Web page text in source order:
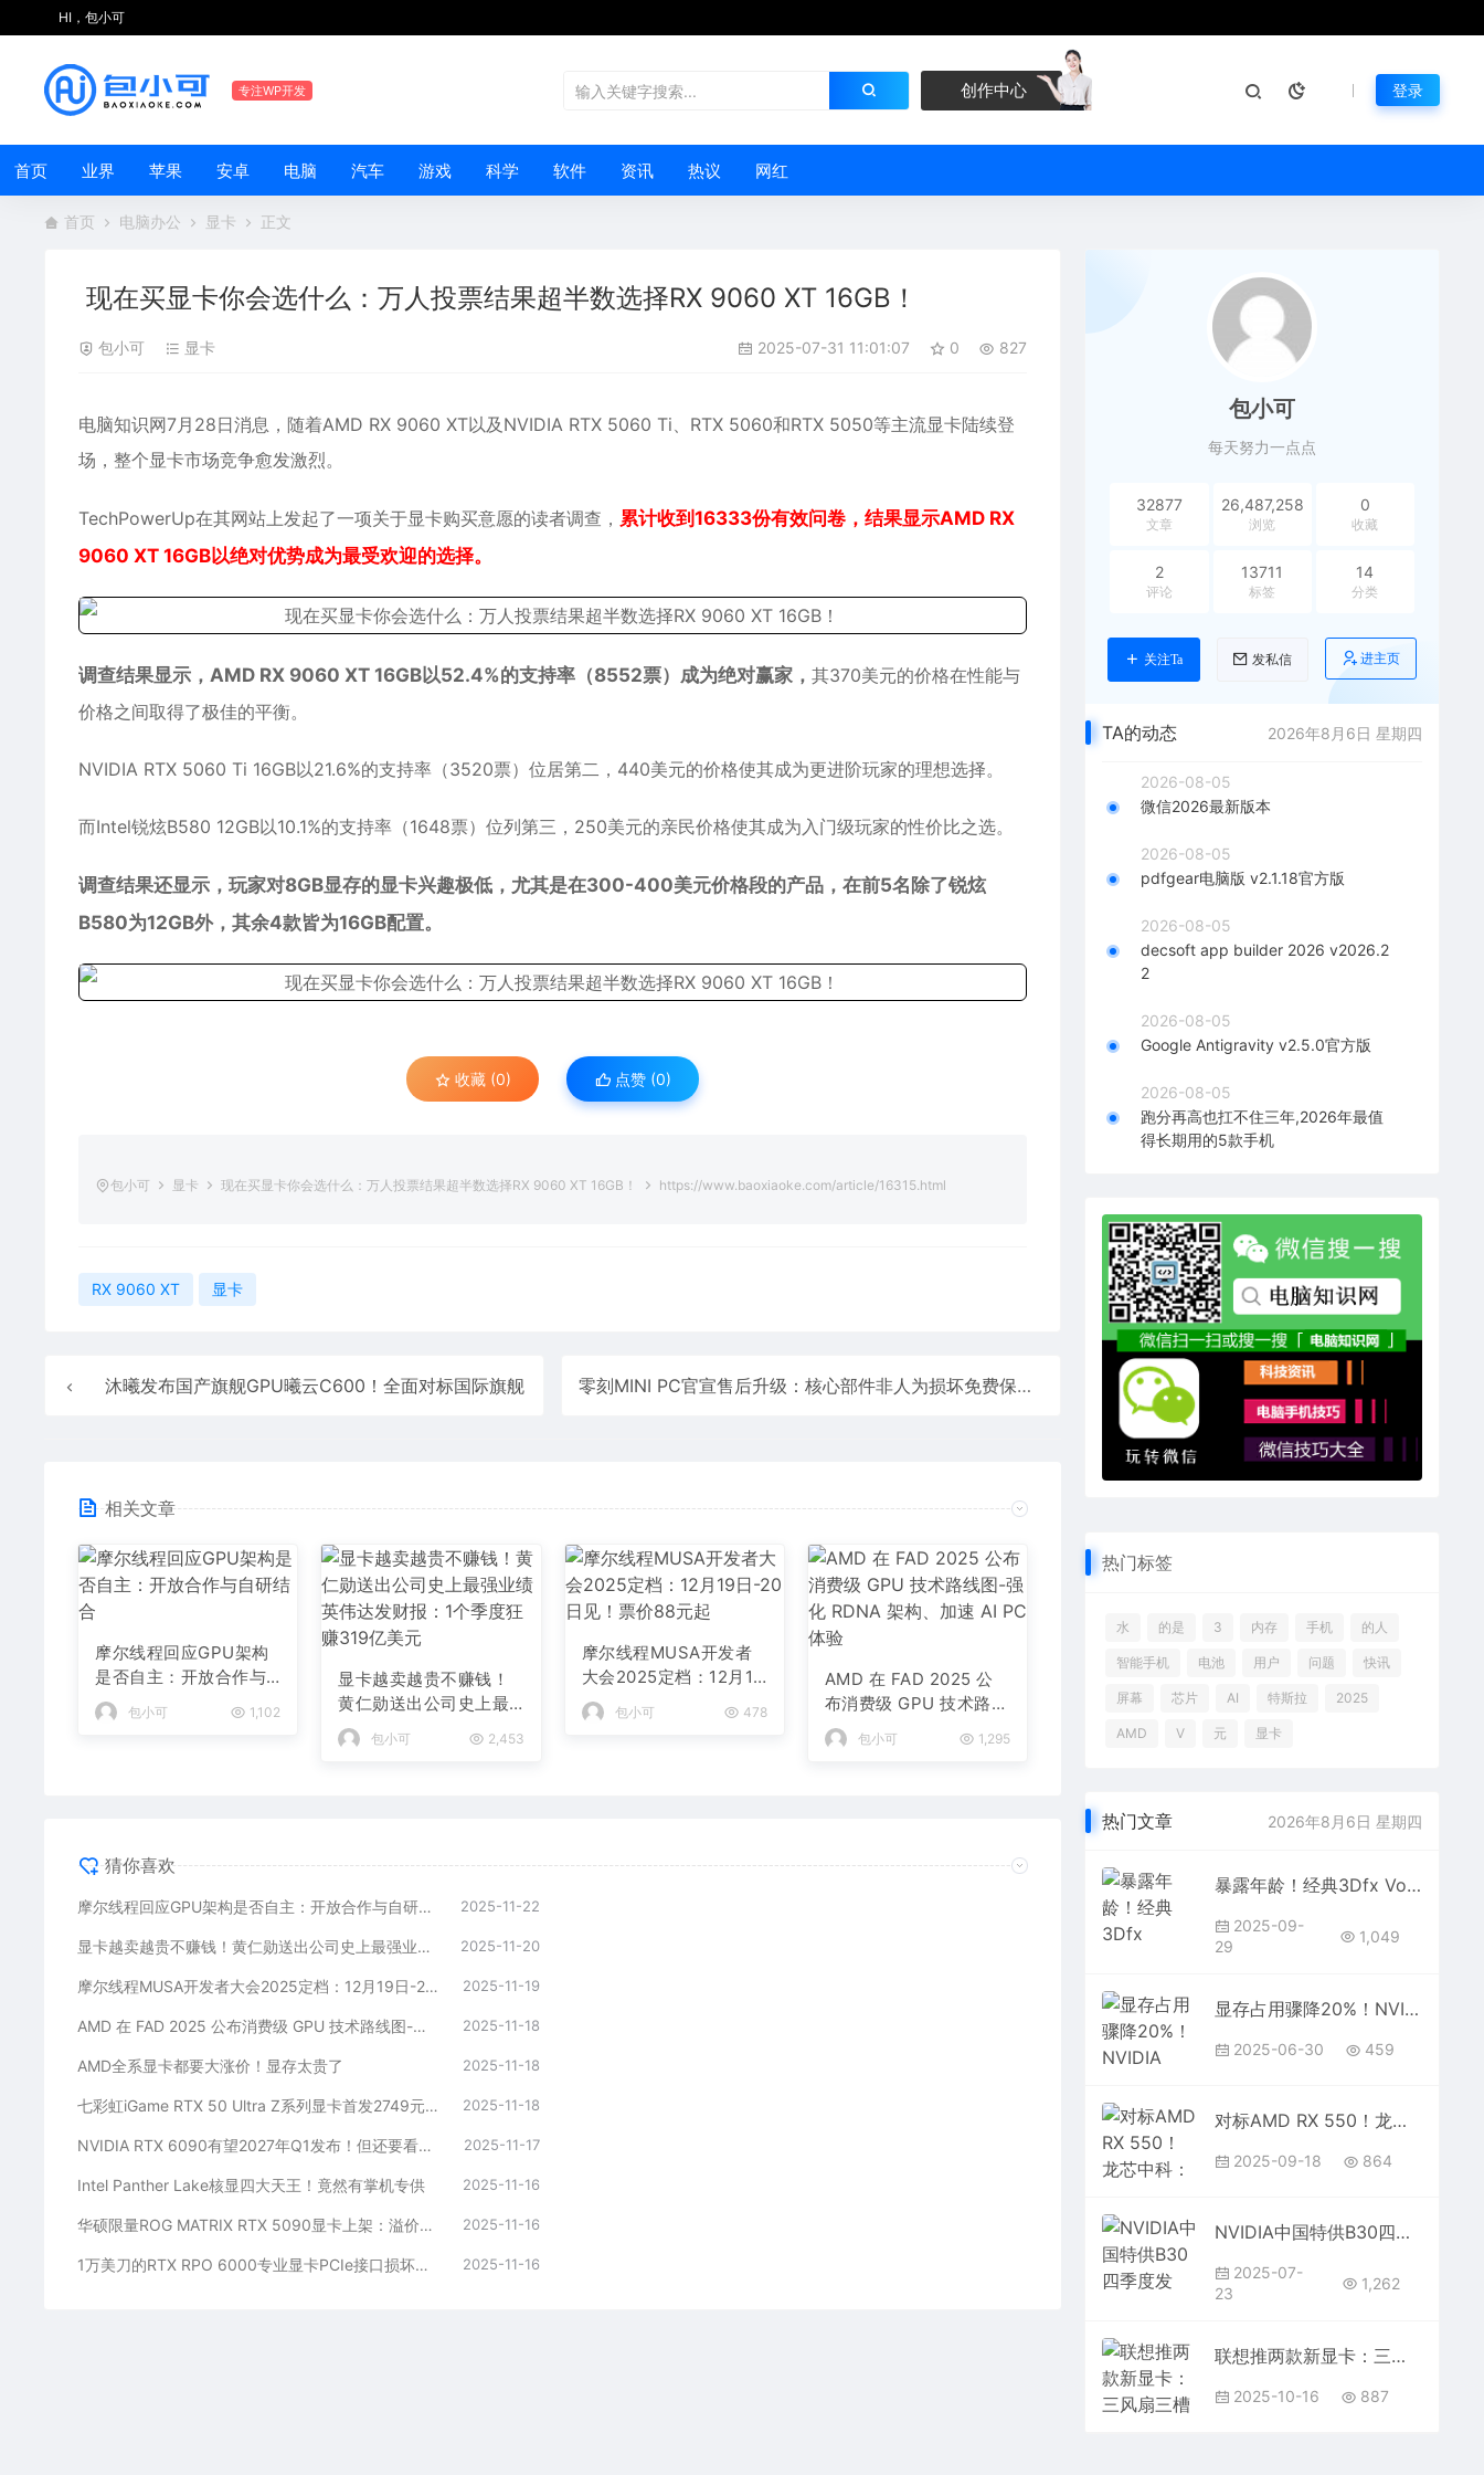
HI，包小可
专注WP开发 创作中心 登录
首页 业界 苹果 安卓 电脑 汽车 游戏 科学 软件 资讯 热议 网红
首页 电脑办公 显卡 正文
现在买显卡你会选什么：万人投票结果超半数选择RX 9060 XT 16GB！
包小可 显卡 2025-07-31 11:01:07 0 827
电脑知识网7月28日消息，随着AMD RX 9060 XT以及NVIDIA RTX 5060 Ti、RTX 5060和RTX 5050等主流显卡陆续登
场，整个显卡市场竞争愈发激烈。
TechPowerUp在其网站上发起了一项关于显卡购买意愿的读者调查， 累计收到16333份有效问卷，结果显示AMD RX
9060 XT 16GB以绝对优势成为最受欢迎的选择。
调查结果显示，AMD RX 9060 XT 16GB以52.4%的支持率（8552票）成为绝对赢家， 其370美元的价格在性能与
价格之间取得了极佳的平衡。
NVIDIA RTX 5060 Ti 16GB以21.6%的支持率（3520票）位居第二，440美元的价格使其成为更进阶玩家的理想选择。
而Intel锐炫B580 12GB以10.1%的支持率（1648票）位列第三，250美元的亲民价格使其成为入门级玩家的性价比之选。
调查结果还显示，玩家对8GB显存的显卡兴趣极低，尤其是在300-400美元价格段的产品，在前5名除了锐炫
B580为12GB外，其余4款皆为16GB配置。
收藏 (0) 点赞 (0)
包小可 显卡 现在买显卡你会选什么：万人投票结果超半数选择RX 9060 XT 16GB！ https://www.baoxiaoke.com/article/16315.html
RX 9060 XT 显卡
沐曦发布国产旗舰GPU曦云C600！全面对标国际旗舰 零刻MINI PC官宣售后升级：核心部件非人为损坏免费保修5年
相关文章
摩尔线程回应GPU架构
是否自主：开放合作与
自研结合
包小可 1,102
显卡越卖越贵不赚钱！
黄仁勋送出公司史上最
强业绩 英伟达发财报：1
个季度狂赚319亿美元
包小可 2,453
摩尔线程MUSA开发者
大会2025定档：12月19
日-20日见！票价88元
起
包小可 478
AMD 在 FAD 2025 公
布消费级 GPU 技术路线
图-强化 RDNA 架构、
加速 AI PC 体验
包小可 1,295
猜你喜欢
摩尔线程回应GPU架构是否自主：开放合作与自研结合 2025-11-22
显卡越卖越贵不赚钱！黄仁勋送出公司史上最强业绩 英伟达发财报：1个季度狂赚319亿美元 2025-11-20
摩尔线程MUSA开发者大会2025定档：12月19日-20日见！票价88元起 2025-11-19
AMD 在 FAD 2025 公布消费级 GPU 技术路线图-强化 RDNA 架构、加速 AI PC 体验 2025-11-18
AMD全系显卡都要大涨价！显存太贵了 2025-11-18
七彩虹iGame RTX 50 Ultra Z系列显卡首发2749元起：隐藏式无线供电设计 2025-11-18
NVIDIA RTX 6090有望2027年Q1发布！但还要看RTX 50 Super 2025-11-17
Intel Panther Lake核显四大天王！竟然有掌机专供 2025-11-16
华硕限量ROG MATRIX RTX 5090显卡上架：溢价足足一倍 2025-11-16
1万美刀的RTX RPO 6000专业显卡PCIe接口损坏变砖！维修几率为零 2025-11-16
包小可
每天努力一点点
32877
文章
26,487,258
浏览
0
收藏
2
评论
13711
标签
14
分类
关注Ta 发私信 进主页
TA的动态 2026年8月6日 星期四
2026-08-05
微信2026最新版本
2026-08-05
pdfgear电脑版 v2.1.18官方版
2026-08-05
decsoft app builder 2026 v2026.2
2
2026-08-05
Google Antigravity v2.5.0官方版
2026-08-05
跑分再高也扛不住三年,2026年最值
得长期用的5款手机
热门标签
水 的是 3 内存 手机 的人
智能手机 电池 用户 问题 快讯
屏幕 芯片 AI 特斯拉 2025
AMD V 元 显卡
热门文章 2026年8月6日 星期四
暴露年龄！经典3Dfx Voodoo GPU魔改12MB显存：性能提升60%
2025-09-
29
1,049
显存占用骤降20%！NVIDIA DLSS新模型终于正式推出
2025-06-30 459
对标AMD RX 550！龙芯中科：首款GPGPU芯片9A1000三季度内交付流片
2025-09-18 864
NVIDIA中国特供B30四季度发货！慢10-20%、但便宜30-40%
2025-07-
23
1,262
联想推两款新显卡：三风扇三槽RX 9070 XT、单风扇RTX 5060
2025-10-16 887